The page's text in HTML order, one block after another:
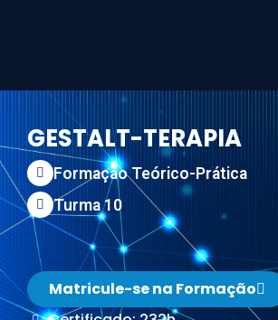
GESTALT-TERAPIA
Formação Teórico-Prática
Turma 10
Matricule-se na Formação